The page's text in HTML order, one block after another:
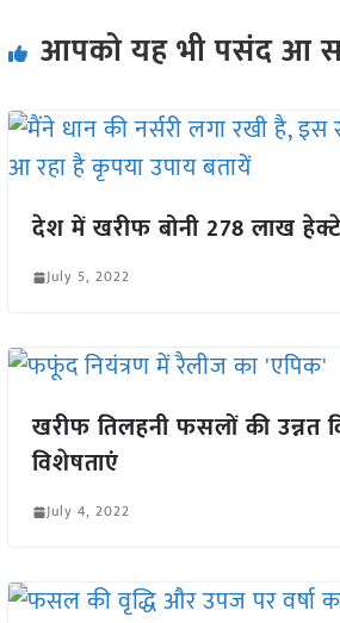
आपको यह भी पसंद आ
देश में खरीफ बोनी 278 लाख
July 5, 2022
खरीफ तिलहनी फसलों की उन्नत
विशेषताएं
July 4, 2022